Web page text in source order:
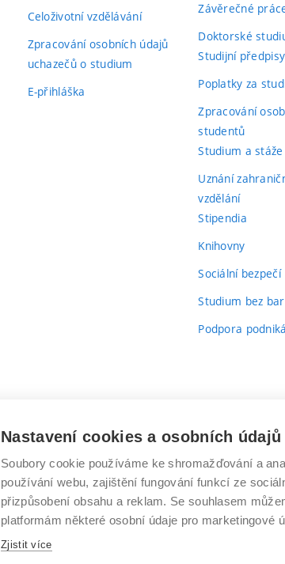
Celoživotní vzdělávání
Zpracování osobních údajů
uchazečů o studium
E-přihláška
Závěrečné
Doktorské
Studijní předpisy
Poplatky za
Zpracování
studentů
Studium a
Uznání
vzdělání
Stipendia
Knihovny(externí
Sociální bezpečí
Studium bez
Podpora
Vysoké
učení
technické
v
VYSOKÉ
Antonínská
602 00 Brno
Nastavení cookies a osobních údajů
Soubory cookie používáme ke shromažďování a
používání webu, zajištění fungování funkcí ze
přizpůsobení obsahu a reklam. Se souhlasem
platformám některé osobní údaje pro marketingové
Zjistit více